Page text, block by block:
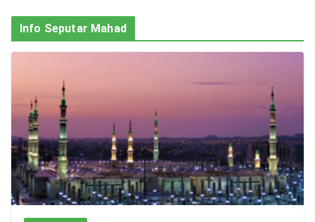
Info Seputar Mahad